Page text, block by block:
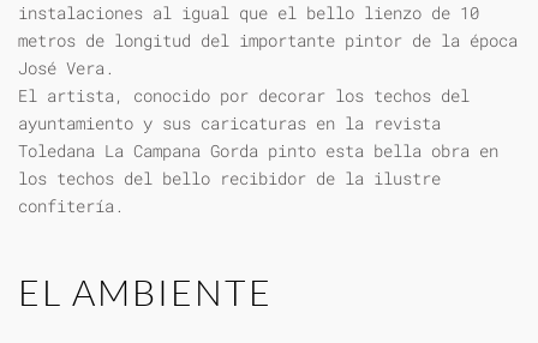
instalaciones al igual que el bello lienzo de 10
metros de longitud del importante pintor de la época
José Vera.
El artista, conocido por decorar los techos del
ayuntamiento y sus caricaturas en la revista
Toledana La Campana Gorda pinto esta bella obra en
los techos del bello recibidor de la ilustre
confitería.
EL AMBIENTE